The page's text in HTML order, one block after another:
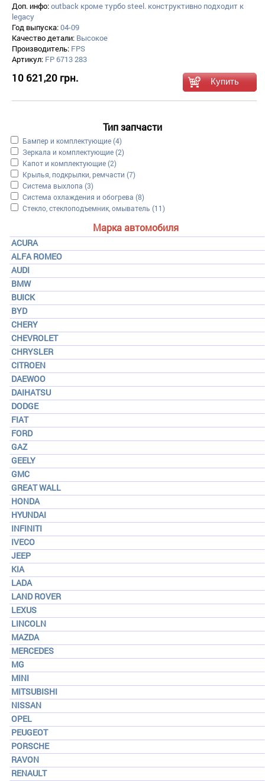
Тип запчасти
Apply Бампер и комплектующие filter
Бампер и комплектующие (4)
Apply Зеркала и комплектующие filter
Зеркала и комплектующие (2)
Apply Капот и комплектующие filter
Капот и комплектующие (2)
Apply Крылья, подкрылки, ремчасти filter
Крылья, подкрылки, ремчасти (7)
Apply Система выхлопа filter
Система выхлопа (3)
Apply Система охлаждения и обогрева filter
Система охлаждения и обогрева (8)
Apply Стекло, стеклоподъемник, омыватель filter
Стекло, стеклоподъемник, омыватель (11)
Марка автомобиля
ACURA
ALFA ROMEO
AUDI
BMW
BUICK
BYD
CHERY
CHEVROLET
CHRYSLER
CITROEN
DAEWOO
DAIHATSU
DODGE
FIAT
FORD
GAZ
GEELY
GMC
GREAT WALL
HONDA
HYUNDAI
INFINITI
IVECO
JEEP
KIA
LADA
LAND ROVER
LEXUS
LINCOLN
MAZDA
MERCEDES
MG
MINI
MITSUBISHI
NISSAN
OPEL
PEUGEOT
PORSCHE
RAVON
RENAULT
Доп. инфо:outback кроме турбо steel. конструктивно подходит к
legacy
Год выпуска:04-09
Качество детали: Высокое
Производитель: FPS
Артикул: FP 6713 283
10 621,20 грн.